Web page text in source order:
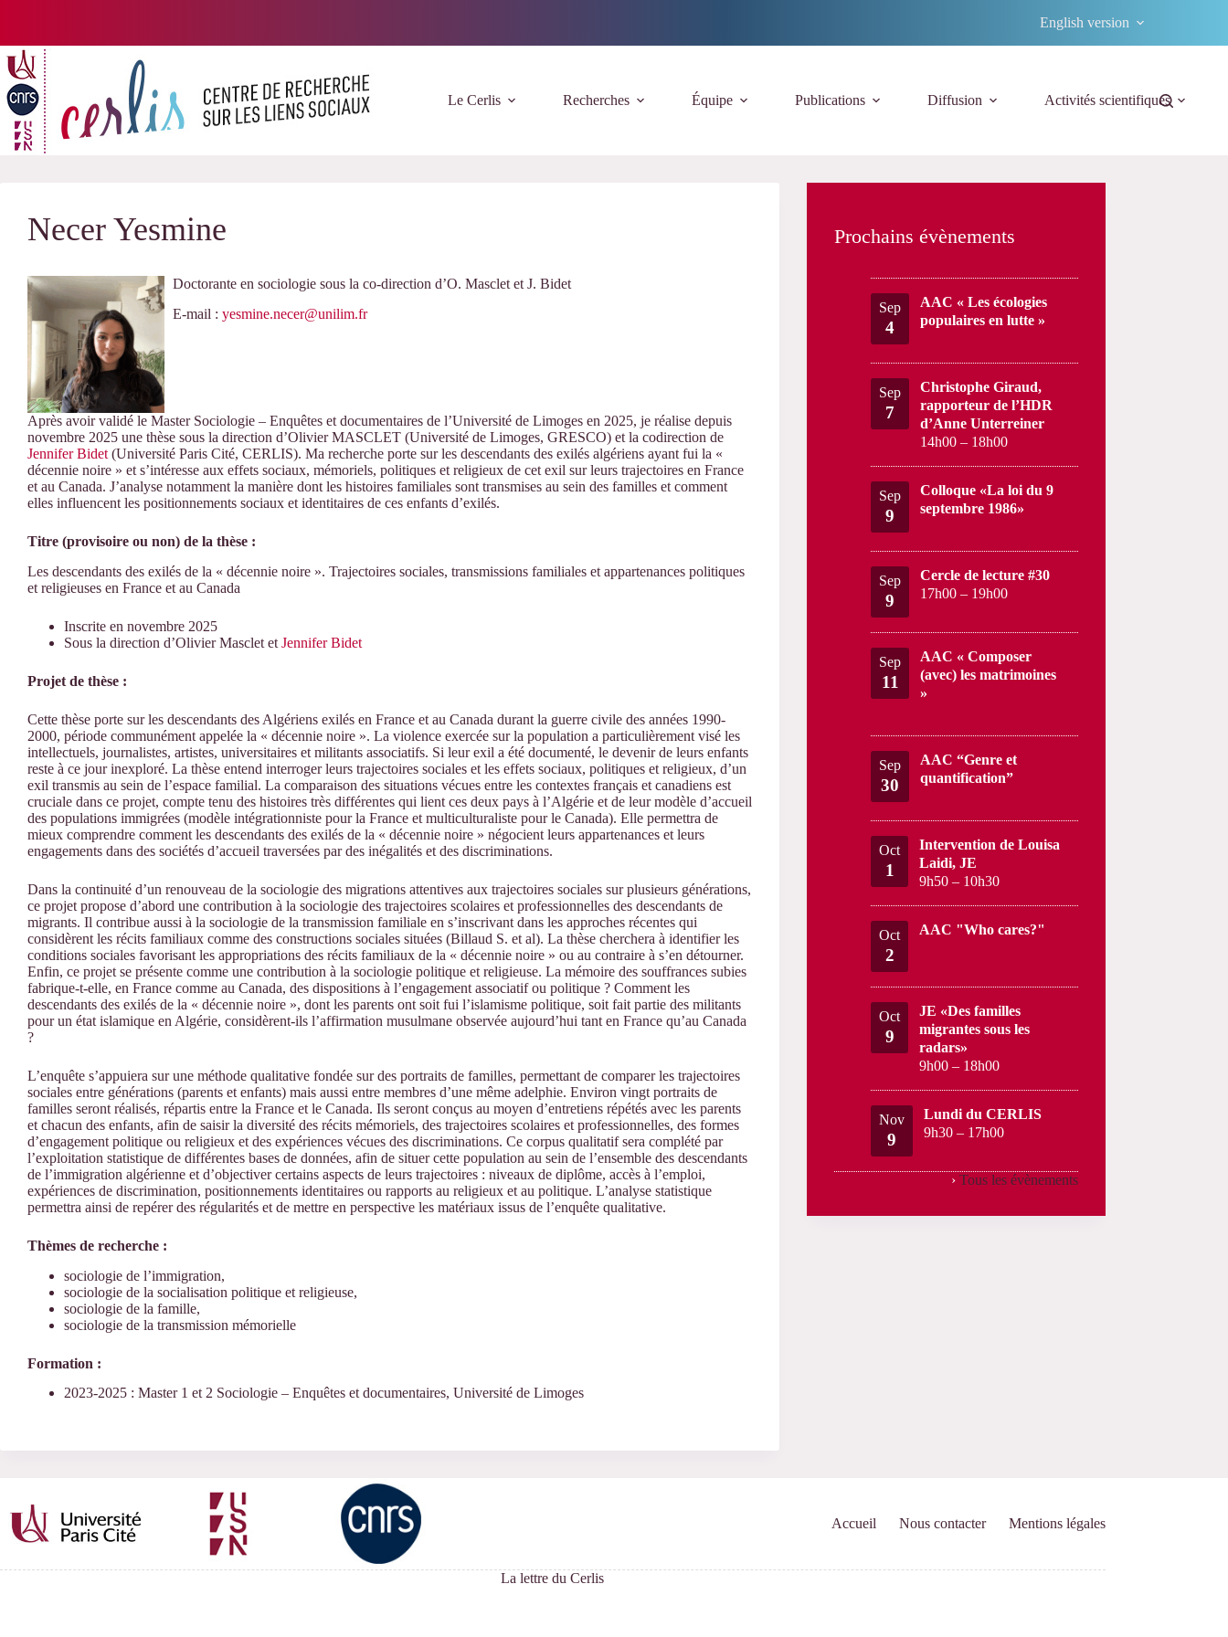
English version
Le Cerlis Recherches Équipe Publications Diffusion Activités scientifiques
Necer Yesmine
Doctorante en sociologie sous la co-direction d’O. Masclet et J. Bidet
E-mail : yesmine.necer@unilim.fr
Après avoir validé le Master Sociologie – Enquêtes et documentaires de l’Université de Limoges en 2025, je réalise depuis
novembre 2025 une thèse sous la direction d’Olivier MASCLET (Université de Limoges, GRESCO) et la codirection de
Jennifer Bidet (Université Paris Cité, CERLIS). Ma recherche porte sur les descendants des exilés algériens ayant fui la «
décennie noire » et s’intéresse aux effets sociaux, mémoriels, politiques et religieux de cet exil sur leurs trajectoires en France
et au Canada. J’analyse notamment la manière dont les histoires familiales sont transmises au sein des familles et comment
elles influencent les positionnements sociaux et identitaires de ces enfants d’exilés.
Titre (provisoire ou non) de la thèse :
Les descendants des exilés de la « décennie noire ». Trajectoires sociales, transmissions familiales et appartenances politiques
et religieuses en France et au Canada
Inscrite en novembre 2025
Sous la direction d’Olivier Masclet et Jennifer Bidet
Projet de thèse :
Cette thèse porte sur les descendants des Algériens exilés en France et au Canada durant la guerre civile des années 1990-
2000, période communément appelée la « décennie noire ». La violence exercée sur la population a particulièrement visé les
intellectuels, journalistes, artistes, universitaires et militants associatifs. Si leur exil a été documenté, le devenir de leurs enfants
reste à ce jour inexploré. La thèse entend interroger leurs trajectoires sociales et les effets sociaux, politiques et religieux, d’un
exil transmis au sein de l’espace familial. La comparaison des situations vécues entre les contextes français et canadiens est
cruciale dans ce projet, compte tenu des histoires très différentes qui lient ces deux pays à l’Algérie et de leur modèle d’accueil
des populations immigrées (modèle intégrationniste pour la France et multiculturaliste pour le Canada). Elle permettra de
mieux comprendre comment les descendants des exilés de la « décennie noire » négocient leurs appartenances et leurs
engagements dans des sociétés d’accueil traversées par des inégalités et des discriminations.
Dans la continuité d’un renouveau de la sociologie des migrations attentives aux trajectoires sociales sur plusieurs générations,
ce projet propose d’abord une contribution à la sociologie des trajectoires scolaires et professionnelles des descendants de
migrants. Il contribue aussi à la sociologie de la transmission familiale en s’inscrivant dans les approches récentes qui
considèrent les récits familiaux comme des constructions sociales situées (Billaud S. et al). La thèse cherchera à identifier les
conditions sociales favorisant les appropriations des récits familiaux de la « décennie noire » ou au contraire à s’en détourner.
Enfin, ce projet se présente comme une contribution à la sociologie politique et religieuse. La mémoire des souffrances subies
fabrique-t-elle, en France comme au Canada, des dispositions à l’engagement associatif ou politique ? Comment les
descendants des exilés de la « décennie noire », dont les parents ont soit fui l’islamisme politique, soit fait partie des militants
pour un état islamique en Algérie, considèrent-ils l’affirmation musulmane observée aujourd’hui tant en France qu’au Canada
?
L’enquête s’appuiera sur une méthode qualitative fondée sur des portraits de familles, permettant de comparer les trajectoires
sociales entre générations (parents et enfants) mais aussi entre membres d’une même adelphie. Environ vingt portraits de
familles seront réalisés, répartis entre la France et le Canada. Ils seront conçus au moyen d’entretiens répétés avec les parents
et chacun des enfants, afin de saisir la diversité des récits mémoriels, des trajectoires scolaires et professionnelles, des formes
d’engagement politique ou religieux et des expériences vécues des discriminations. Ce corpus qualitatif sera complété par
l’exploitation statistique de différentes bases de données, afin de situer cette population au sein de l’ensemble des descendants
de l’immigration algérienne et d’objectiver certains aspects de leurs trajectoires : niveaux de diplôme, accès à l’emploi,
expériences de discrimination, positionnements identitaires ou rapports au religieux et au politique. L’analyse statistique
permettra ainsi de repérer des régularités et de mettre en perspective les matériaux issus de l’enquête qualitative.
Thèmes de recherche :
sociologie de l’immigration,
sociologie de la socialisation politique et religieuse,
sociologie de la famille,
sociologie de la transmission mémorielle
Formation :
2023-2025 : Master 1 et 2 Sociologie – Enquêtes et documentaires, Université de Limoges
Prochains évènements
Sep
4
AAC « Les écologies
populaires en lutte »
Sep
7
Christophe Giraud,
rapporteur de l’HDR
d’Anne Unterreiner
14h00 – 18h00
Sep
9
Colloque «La loi du 9
septembre 1986»
Sep
9
Cercle de lecture #30
17h00 – 19h00
Sep
11
AAC « Composer
(avec) les matrimoines
»
Sep
30
AAC “Genre et
quantification”
Oct
1
Intervention de Louisa
Laidi, JE
9h50 – 10h30
Oct
2
AAC "Who cares?"
Oct
9
JE «Des familles
migrantes sous les
radars»
9h00 – 18h00
Nov
9
Lundi du CERLIS
9h30 – 17h00
› Tous les évènements
Accueil Nous contacter Mentions légales
La lettre du Cerlis